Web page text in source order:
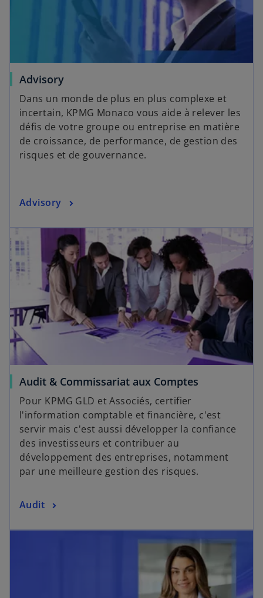
Advisory
Dans un monde de plus en plus complexe et
incertain, KPMG Monaco vous aide à relever les
défis de votre groupe ou entreprise en matière
de croissance, de performance, de gestion des
risques et de gouvernance.
Advisory
Audit & Commissariat aux Comptes
Pour KPMG GLD et Associés, certifier
l'information comptable et financière, c'est
servir mais c'est aussi développer la confiance
des investisseurs et contribuer au
développement des entreprises, notamment
par une meilleure gestion des risques.
Audit